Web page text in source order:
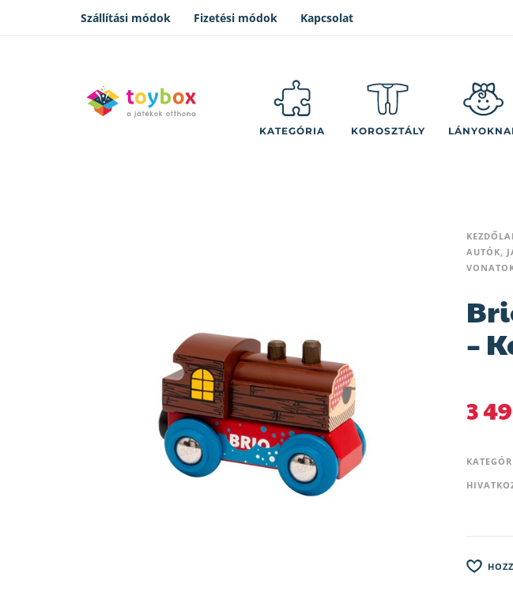
Szállítási módok Fizetési módok Kapcsolat
KATEGÓRIA KOROSZTÁLY
AUTÓK,
–
3